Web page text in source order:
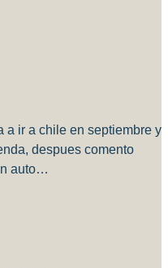
a ir a chile en septiembre y
despues comento
auto…